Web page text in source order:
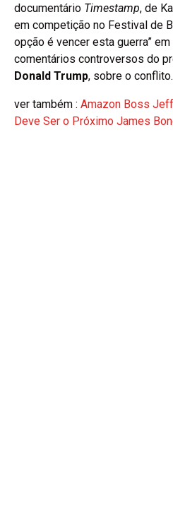
documentário Timestamp, de
em competição no Festival de
opção é vencer esta guerra”
comentários controversos do
Donald Trump, sobre o conflito.
ver também : Amazon Boss
Deve Ser o Próximo James